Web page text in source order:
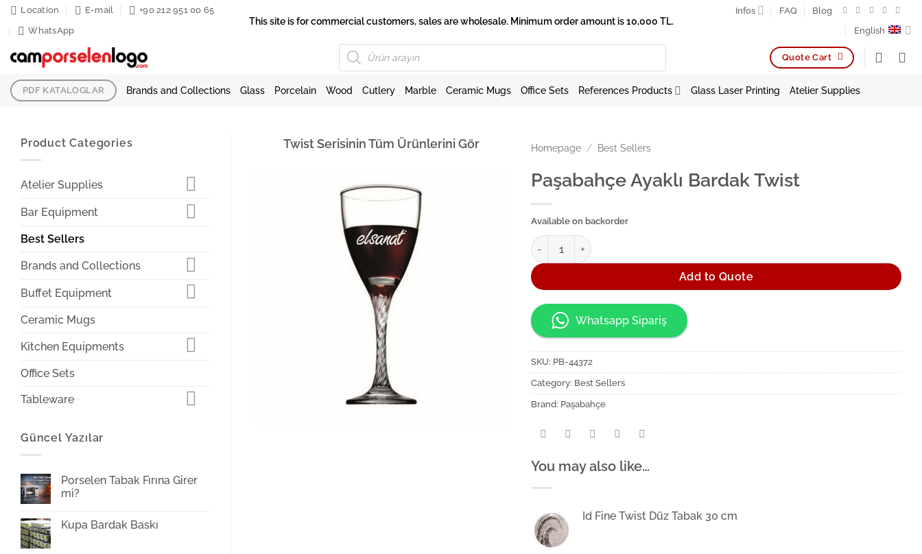
Skip
to
Location E-mail
+90 212 951 00 65
WhatsApp
This site is for commercial customers, sales are wholesale. Minimum order amount is 10,000 TL.
Infos FAQ
Blog
English
Products
search
Quote Cart
PDF KATALOGLAR Brands and Collections Glass Porcelain Wood Cutlery Marble Ceramic Mugs Office Sets References Products Glass Laser Printing Atelier Supplies
Product Categories
Atelier Supplies
Bar Equipment
Best Sellers
Brands and Collections
Buffet Equipment
Ceramic Mugs
Kitchen Equipments
Office Sets
Tableware
Güncel Yazılar
Porselen Tabak Fırına Girer
mi?
Porselen
Tabak
Kupa Bardak Baskı
Twist Serisinin Tüm Ürünlerini Gör Homepage / Best Sellers
Paşabahçe Ayaklı Bardak Twist
Available on backorder
Paşabahçe Ayaklı Bardak Twist quantity
Add to Quote
Whatsapp Sipariş
SKU: PB-44372
Category: Best Sellers
Brand: Paşabahçe
You may also like…
Id Fine Twist Düz Tabak 30 cm